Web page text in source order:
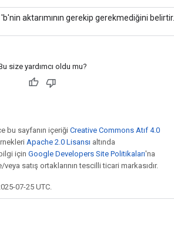
'b'nin aktarımının gerekip gerekmediğini belirtir.
size yardımcı oldu mu?
bu sayfanın içeriği Creative Commons Atıf 4.0
Apache 2.0 Lisansı altında
bilgi için Google Developers Site Politikaları'na
satış ortaklarının tescilli ticari markasıdır.
07-25 UTC.